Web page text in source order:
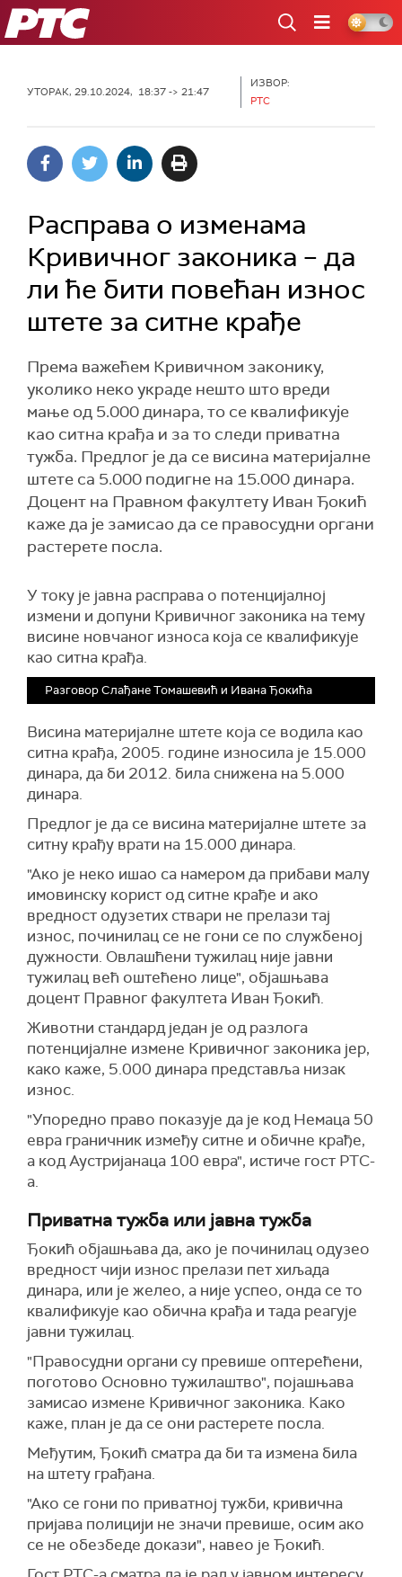
РТС
УТОРАК, 29.10.2024, 18:37 -> 21:47
ИЗВОР:
РТС
Расправа о изменама
Кривичног законика – да
ли ће бити повећан износ
штете за ситне крађе
Према важећем Кривичном законику,
уколико неко украде нешто што вреди
мање од 5.000 динара, то се квалификује
као ситна крађа и за то следи приватна
тужба. Предлог је да се висина материјалне
штете са 5.000 подигне на 15.000 динара.
Доцент на Правном факултету Иван Ђокић
каже да је замисао да се правосудни органи
растерете посла.
У току је јавна расправа о потенцијалној
измени и допуни Кривичног законика на тему
висине новчаног износа која се квалификује
као ситна крађа.
Разговор Слађане Томашевић и Ивана Ђокића
Висина материјалне штете која се водила као
ситна крађа, 2005. године износила је 15.000
динара, да би 2012. била снижена на 5.000
динара.
Предлог је да се висина материјалне штете за
ситну крађу врати на 15.000 динара.
"Ако је неко ишао са намером да прибави малу
имовинску корист од ситне крађе и ако
вредност одузетих ствари не прелази тај
износ, починилац се не гони се по службеној
дужности. Овлашћени тужилац није јавни
тужилац већ оштећено лице", објашњава
доцент Правног факултета Иван Ђокић.
Животни стандард један је од разлога
потенцијалне измене Кривичног законика јер,
како каже, 5.000 динара представља низак
износ.
"Упоредно право показује да је код Немаца 50
евра граничник између ситне и обичне крађе,
а код Аустријанаца 100 евра", истиче гост РТС-
а.
Приватна тужба или јавна тужба
Ђокић објашњава да, ако је починилац одузео
вредност чији износ прелази пет хиљада
динара, или је желео, а није успео, онда се то
квалификује као обична крађа и тада реагује
јавни тужилац.
"Правосудни органи су превише оптерећени,
поготово Основно тужилаштво", појашњава
замисао измене Кривичног законика. Како
каже, план је да се они растерете посла.
Међутим, Ђокић сматра да би та измена била
на штету грађана.
"Ако се гони по приватној тужби, кривична
пријава полицији не значи превише, осим ако
се не обезбеде докази", навео је Ђокић.